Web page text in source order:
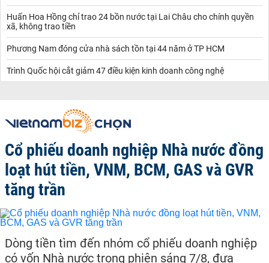
Huấn Hoa Hồng chỉ trao 24 bồn nước tại Lai Châu cho chính quyền
xã, không trao tiền
Phương Nam đóng cửa nhà sách tồn tại 44 năm ở TP HCM
Trình Quốc hội cắt giảm 47 điều kiện kinh doanh công nghệ
Cổ phiếu doanh nghiệp Nhà nước đồng
loạt hút tiền, VNM, BCM, GAS và GVR
tăng trần
Dòng tiền tìm đến nhóm cổ phiếu doanh nghiệp
có vốn Nhà nước trong phiên sáng 7/8, đưa